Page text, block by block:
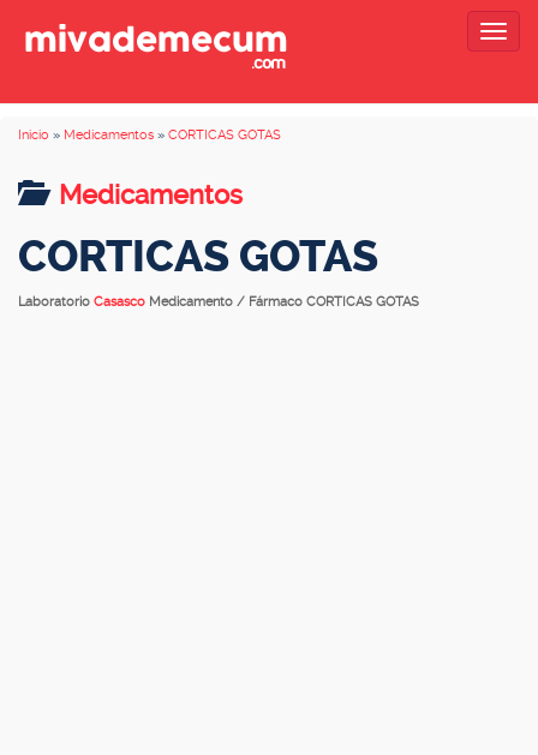
Inicio » Medicamentos » CORTICAS GOTAS
Medicamentos
CORTICAS GOTAS
Laboratorio Casasco Medicamento / Fármaco CORTICAS GOTAS